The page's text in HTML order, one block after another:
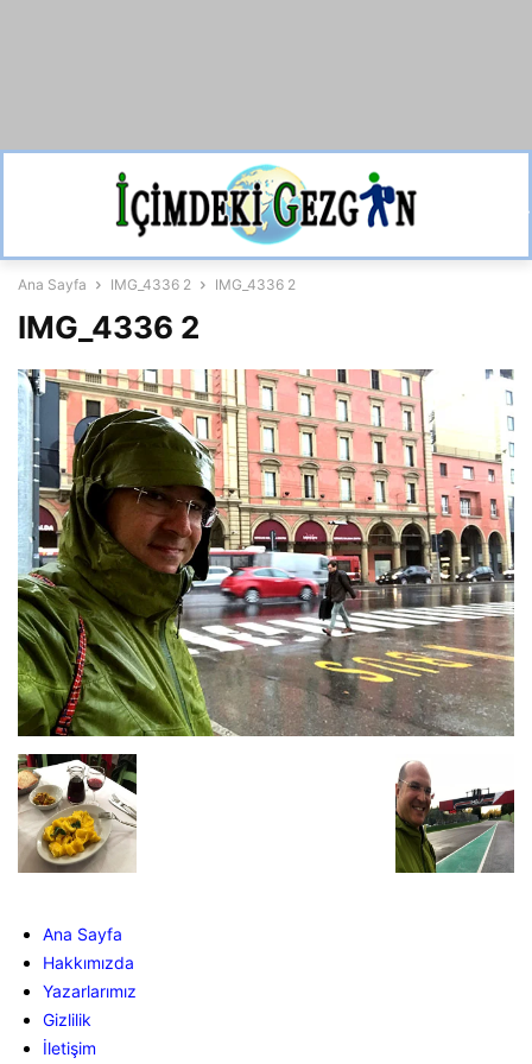
Ana Sayfa IMG_4336 2 IMG_4336 2
IMG_4336 2
Ana Sayfa
Hakkımızda
Yazarlarımız
Gizlilik
İletişim